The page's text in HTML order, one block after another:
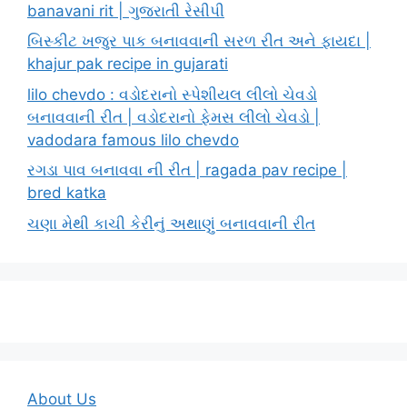
banavani rit | ગુજરાતી રેસીપી
બિસ્કીટ ખજુર પાક બનાવવાની સરળ રીત અને ફાયદા |
khajur pak recipe in gujarati
lilo chevdo : વડોદરાનો સ્પેશીયલ લીલો ચેવડો
બનાવવાની રીત | વડોદરાનો ફેમસ લીલો ચેવડો |
vadodara famous lilo chevdo
રગડા પાવ બનાવવા ની રીત | ragada pav recipe |
bred katka
ચણા મેથી કાચી કેરીનું અથાણું બનાવવાની રીત
About Us